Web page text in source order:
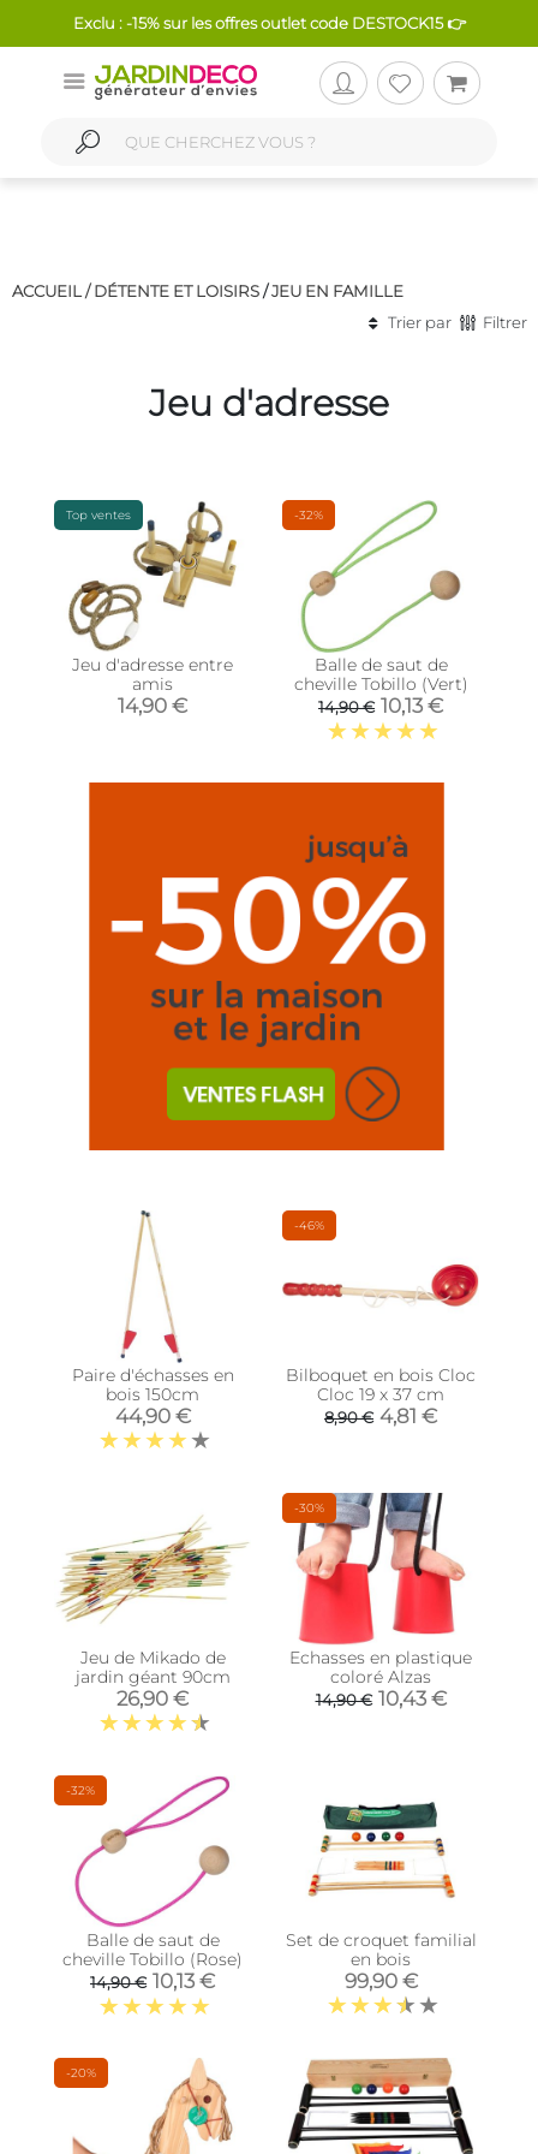
Exclu : -15% sur les offres outlet code DESTOCK15 👉
ACCUEIL / DÉTENTE ET LOISIRS/JEU EN FAMILLE
Trier par
Filtrer
Jeu d'adresse
Top ventes
Jeu d'adresse entre
amis
14,90 €
-32%
Balle de saut de
cheville Tobillo (Vert)
14,90 € 10,13 €
Paire d'échasses en
bois 150cm
44,90 €
-46%
Bilboquet en bois Cloc
Cloc 19 x 37 cm
8,90 € 4,81 €
Jeu de Mikado de
jardin géant 90cm
26,90 €
-30%
Echasses en plastique
coloré Alzas
14,90 € 10,43 €
-32%
Balle de saut de
cheville Tobillo (Rose)
14,90 € 10,13 €
Set de croquet familial
en bois
99,90 €
-20%